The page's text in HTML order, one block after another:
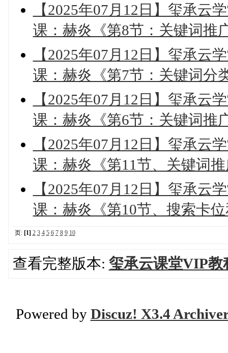
【2025年07月12日】玺承云
课：赫炎《第8节：关键词推
【2025年07月12日】玺承云
课：赫炎《第7节：关键词分
【2025年07月12日】玺承云
课：赫炎《第6节：关键词推
【2025年07月12日】玺承云
课：赫炎《第11节、关键词
【2025年07月12日】玺承云
课：赫炎《第10节、搜索卡
页: [1] 2 3 4 5 6 7 8 9 10
查看完整版本: 玺承云课堂VIP教
Powered by Discuz! X3.4